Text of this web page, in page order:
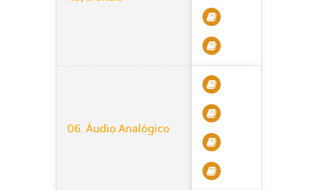
06. Áudio Analógico